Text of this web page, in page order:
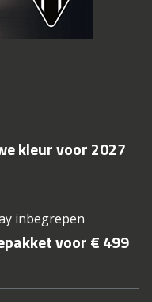
kleur voor 2027
inbegrepen
voor € 499